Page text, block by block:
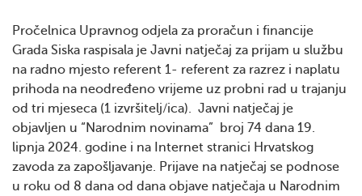
Pročelnica Upravnog odjela za proračun i financije
Grada Siska raspisala je Javni natječaj za prijam u službu
na radno mjesto referent 1- referent za razrez i naplatu
prihoda na neodređeno vrijeme uz probni rad u trajanju
od tri mjeseca (1 izvršitelj/ica). Javni natječaj je
objavljen u “Narodnim novinama” broj 74 dana 19.
lipnja 2024. godine i na Internet stranici Hrvatskog
zavoda za zapošljavanje. Prijave na natječaj se podnose
u roku od 8 dana od dana objave natječaja u Narodnim